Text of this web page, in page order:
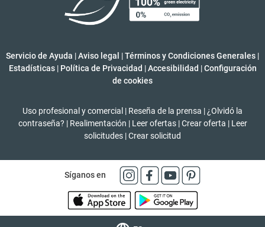
Servicio de Ayuda |Aviso legal |Términos y Condiciones Generales |
Estadísticas | Política de Privacidad | Accesibilidad | Configuración
de cookies
Uso profesional y comercial | Reseña de la prensa | ¿Olvidó la
contraseña? | Realimentación | Leer ofertas | Crear oferta | Leer
solicitudes |Crear solicitud
Síganos en